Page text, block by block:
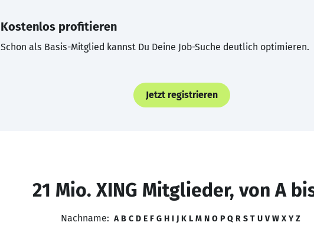
Kostenlos profitieren
Schon als Basis-Mitglied kannst Du Deine Job-Suche deutlich optimieren.
Jetzt registrieren
21 Mio. XING Mitglieder, von A
Nachname: A B C D E F G H I J K L M N O P Q R S T U V W X Y Z